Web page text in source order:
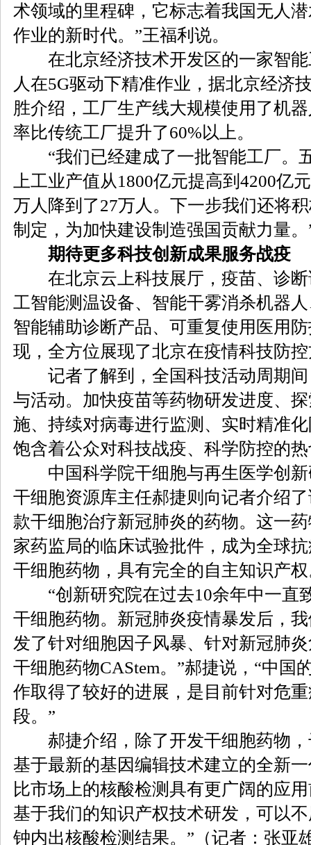
术领域的里程碑，它标志着我国无人
作业的新时代。”王福利说。
在北京经济技术开发区的一家智能
人在5G驱动下精准作业，据北京经济
胜介绍，工厂生产线大规模使用了机
率比传统工厂提升了60%以上。
“我们已经建成了一批智能工厂。
上工业产值从1800亿元提高到4200亿
万人降到了27万人。下一步我们还将
制定，为加快建设制造强国贡献力量
期待更多科技创新成果服务战疫
在北京云上科技展厅，疫苗、诊断
工智能测温设备、智能干雾消杀机器
智能辅助诊断产品、可重复使用医用
现，全方位展现了北京在疫情科技防
记者了解到，全国科技活动周期间
与活动。加快疫苗等药物研发进度、
施、持续对病毒进行监测、实时精准
饱含着公众对科技战疫、科学防控的
中国科学院干细胞与再生医学创新
干细胞资源库主任郝捷则向记者介绍
款干细胞治疗新冠肺炎的药物。这一
家药监局的临床试验批件，成为全球
干细胞药物，具有完全的自主知识产
“创新研究院在过去10余年中一直
干细胞药物。新冠肺炎疫情暴发后，
发了针对细胞因子风暴、针对新冠肺
干细胞药物CAStem。”郝捷说，“中国
作取得了较好的进展，是目前针对危
段。”
郝捷介绍，除了开发干细胞药物，
基于最新的基因编辑技术建立的全新
比市场上的核酸检测具有更广阔的应
基于我们的知识产权技术研发，可以
钟内出核酸检测结果。”（记者：张亚